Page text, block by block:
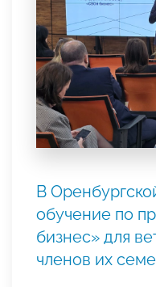
В
обучение по
бизнес» для
членов их